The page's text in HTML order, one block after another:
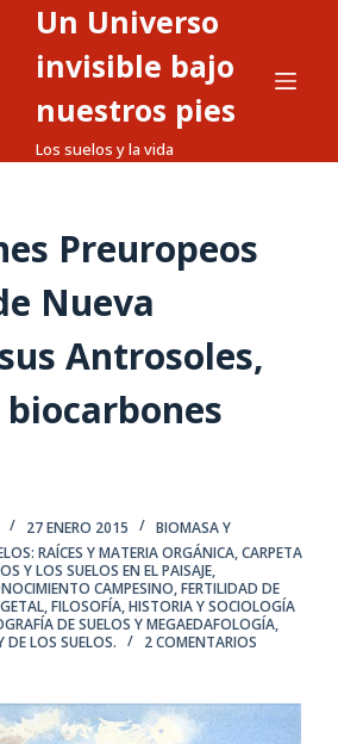
Un Universo
invisible bajo
nuestros pies
Los suelos y la vida
Preuropeos
Nueva
Antrosoles,
27 ENERO 2015
BIOMASA Y
RAÍCES Y MATERIA ORGÁNICA,CARPETA
Y LOS SUELOS EN EL PAISAJE,
CAMPESINO,FERTILIDAD DE
,FILOSOFÍA, HISTORIA Y SOCIOLOGÍA
DE SUELOS Y MEGAEDAFOLOGÍA,
DE LOS SUELOS.
2 COMENTARIOS